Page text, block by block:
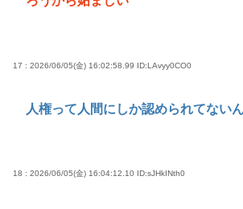
17 : 2026/06/05(金) 16:02:58.99 ID:LAvyy0CO0
人権って人間にしか認められてない
18 : 2026/06/05(金) 16:04:12.10 ID:sJHkINth0